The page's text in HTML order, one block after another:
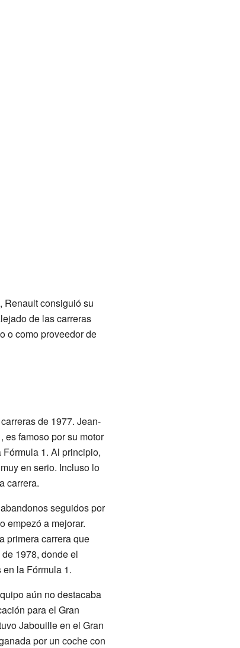
Renault consiguió su
de las carreras
o como proveedor de
de 1977. Jean-
es famoso por su motor
1. Al principio,
en serio. Incluso lo
carrera.
seguidos por
empezó a mejorar.
primera carrera que
1978, donde el
la Fórmula 1.
aún no destacaba
para el Gran
Jabouille en el Gran
por un coche con